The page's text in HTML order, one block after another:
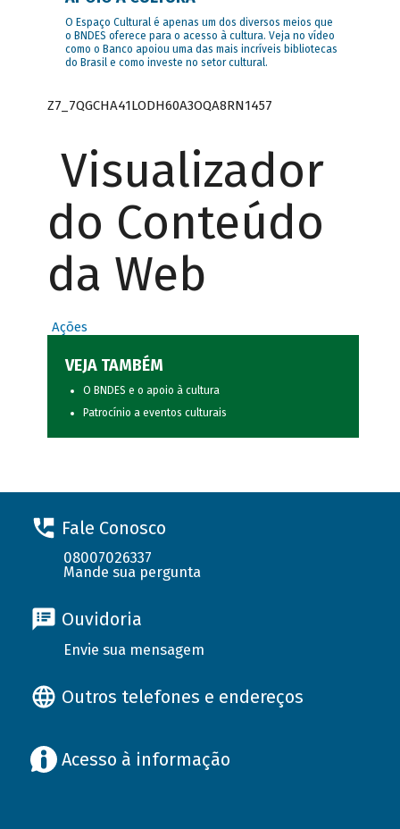
O Espaço Cultural é apenas um dos diversos meios que
o BNDES oferece para o acesso à cultura. Veja no vídeo
como o Banco apoiou uma das mais incríveis bibliotecas
do Brasil e como investe no setor cultural.
Z7_7QGCHA41LODH60A3OQA8RN1457
Visualizador
do Conteúdo
da Web
Ações
VEJA TAMBÉM
O BNDES e o apoio à cultura
Patrocínio a eventos culturais
Fale Conosco
08007026337
Mande sua pergunta
Ouvidoria
Envie sua mensagem
Outros telefones e endereços
Acesso à informação